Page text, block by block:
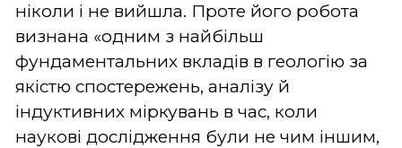
ніколи і не вийшла. Проте його робота
визнана «одним з найбільш
фундаментальних вкладів в геологію за
якістю спостережень, аналізу й
індуктивних міркувань в час, коли
наукові дослідження були не чим іншим,